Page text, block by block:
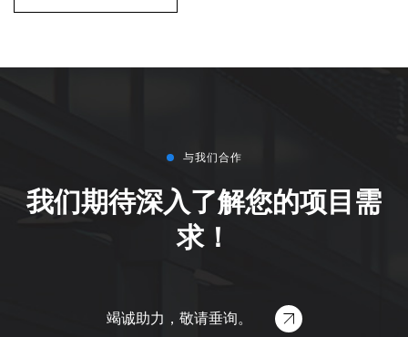
与我们合作
我们期待深入了解您的项目需
求！
竭诚助力，敬请垂询。